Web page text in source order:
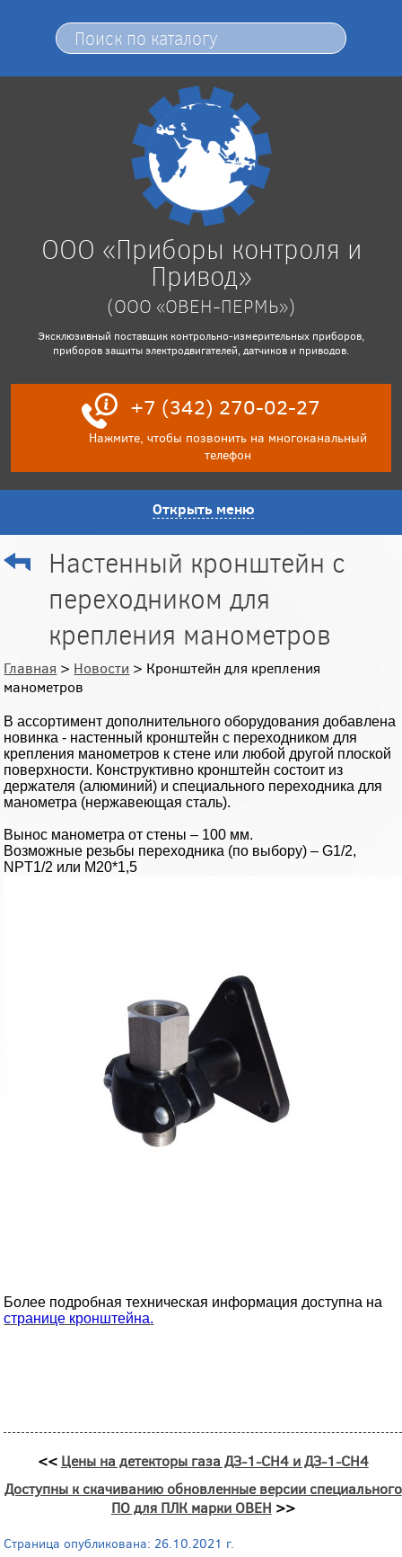
ООО «Приборы контроля и
Привод»
(ООО «ОВЕН-ПЕРМЬ»)
Эксклюзивный поставщик контрольно-измерительных приборов,
приборов защиты электродвигателей, датчиков и приводов.
+7 (342) 270-02-27
Нажмите, чтобы позвонить на многоканальный
телефон
Открыть меню
Настенный кронштейн с
переходником для
крепления манометров
Главная > Новости > Кронштейн для крепления
манометров
В ассортимент дополнительного оборудования добавлена
новинка - настенный кронштейн с переходником для
крепления манометров к стене или любой другой плоской
поверхности. Конструктивно кронштейн состоит из
держателя (алюминий) и специального переходника для
манометра (нержавеющая сталь).
Вынос манометра от стены – 100 мм.
Возможные резьбы переходника (по выбору) – G1/2,
NPT1/2 или М20*1,5
Более подробная техническая информация доступна на
странице кронштейна.
<< Цены на детекторы газа ДЗ-1-CH4 и ДЗ-1-CH4
Доступны к скачиванию обновленные версии специального
ПО для ПЛК марки ОВЕН >>
Страница опубликована: 26.10.2021 г.